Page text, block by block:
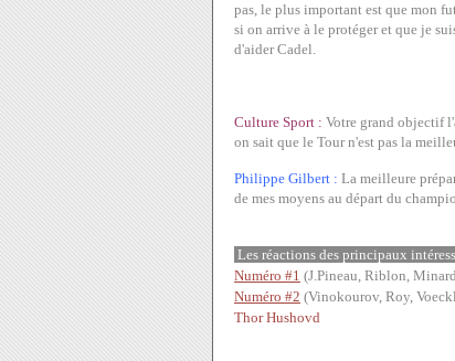
pas, le plus important est que mon
si on arrive à le protéger et que je
d'aider Cadel.
Culture Sport : Votre grand objectif
on sait que le Tour n'est pas la
Philippe Gilbert : La meilleure
de mes moyens au départ du
Les réactions des principaux
Numéro #1 (J.Pineau, Riblon,
Numéro #2 (Vinokourov, Roy,
Thor Hushovd